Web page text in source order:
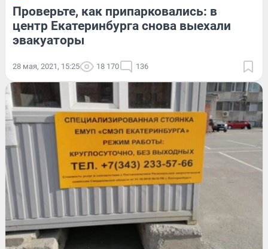
Проверьте, как припарковались: в
центр Екатеринбурга снова выехали
эвакуаторы
28 мая, 2021, 15:25 18 170 136